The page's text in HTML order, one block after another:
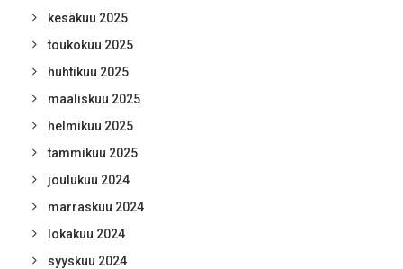
kesäkuu 2025
toukokuu 2025
huhtikuu 2025
maaliskuu 2025
helmikuu 2025
tammikuu 2025
joulukuu 2024
marraskuu 2024
lokakuu 2024
syyskuu 2024